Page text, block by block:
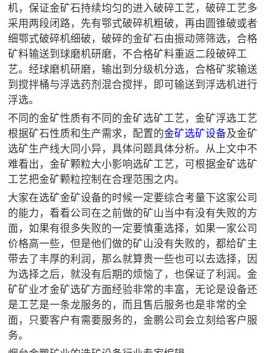
机，保证金矿石持续均匀的进入破碎工艺，破碎工艺多
采用两段闭路，先有鄂式破碎机粗破，再由圆锥破或者
细鄂式破碎机细破，破碎的金矿石由振动筛筛选，合格
矿料输送到球磨机研磨，不合格矿料重返二段破碎工
艺。经球磨机研磨，输出到分级机分选，合格矿浆输送
到搅拌桶与浮选药剂混合搅拌，即可输送到浮选机进行
浮选。
不同的金矿性质有不同的金矿选矿工艺，金矿浮选工艺
根据矿石性质和生产需求，配置的金矿选矿设备及金矿
选矿生产线大同小异，具体问题具体分析。从上文中不
难看出，金矿颗粒大小影响选矿工艺，可根据金矿选矿
工艺把金矿颗粒控制在合理范围之内。
大家在选矿金矿设备的时候一定要综合考量下这家公司
的能力，看看公司在之前做的矿山当中有没有失败的方
面，如果有很多失败的一定要慎重选择，如果一家公司
价格高一些，但是他们做的矿山没有失败的，都给矿主
带去了丰厚的利润，那么就算贵一些也可以去选择，因
为选择之后，就没有后期的烦恼了，也保证了利润。金
矿矿业才金矿选矿方面经验非常的丰富，无论是设备还
是工艺是一条龙服务的，而且售后服务也是非常的全
面，只要客户有需要服务的，金鹏公司会立刻给客户服
务。
 关于金鹏
发展历程
企业文化
专家团队
联系我们